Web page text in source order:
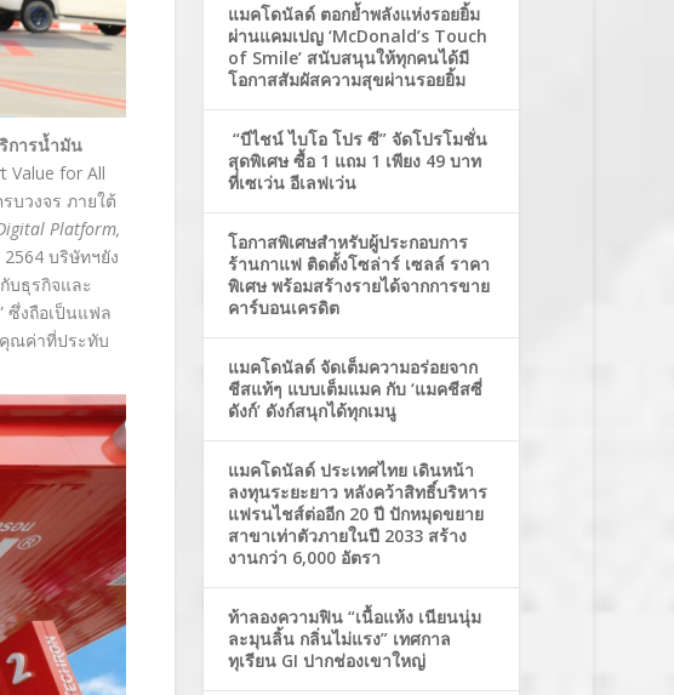
การน้ำมัน
Value for All
บวงจร ภายใต้
Platform,
บริษัทฯยัง
บธุรกิจและ
ซึ่งถือเป็นแฟล
ณค่าที่ประทับ
แมคโดนัลด์ ตอกย้ำพลังแห่งรอยยิ้ม
ผ่านแคมเปญ ‘McDonald’s Touch
of Smile’ สนับสนุนให้ทุกคนได้มี
โอกาสสัมผัสความสุขผ่านรอยยิ้ม
“บีไชน์ ไบโอ โปร ซี” จัดโปรโมชั่น
สุดพิเศษ ซื้อ 1 แถม 1 เพียง 49 บาท
ที่เซเว่น อีเลฟเว่น
โอกาสพิเศษสำหรับผู้ประกอบการ
ร้านกาแฟ ติดตั้งโซล่าร์ เซลล์ ราคา
พิเศษ พร้อมสร้างรายได้จากการขาย
คาร์บอนเครดิต
แมคโดนัลด์ จัดเต็มความอร่อยจาก
ชีสแท้ๆ แบบเต็มแมค กับ ‘แมคชีสซี่
ดังก์’ ดังก์สนุกได้ทุกเมนู
แมคโดนัลด์ ประเทศไทย เดินหน้า
ลงทุนระยะยาว หลังคว้าสิทธิ์บริหาร
แฟรนไชส์ต่ออีก 20 ปี ปักหมุดขยาย
สาขาเท่าตัวภายในปี 2033 สร้าง
งานกว่า 6,000 อัตรา
ท้าลองความฟิน “เนื้อแห้ง เนียนนุ่ม
ละมุนลิ้น กลิ่นไม่แรง” เทศกาล
ทุเรียน GI ปากช่องเขาใหญ่